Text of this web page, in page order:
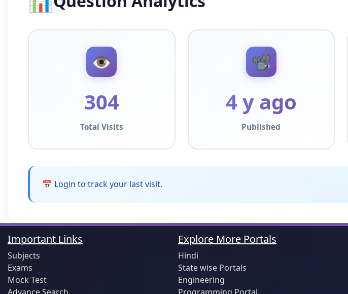
👁️
304
Total Visits
📽️
4 y ago
Published
📅 Login to track your last visit.
Important Links
Subjects
Exams
Mock Test
Explore More Portals
Hindi
State wise Portals
Engineering